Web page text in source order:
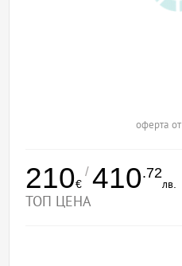
оферта от
210€
/ 410.72
лв.
ТОП ЦЕНА